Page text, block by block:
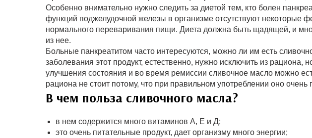
Особенно внимательно нужно следить за диетой тем, кто болен
функций поджелудочной железы в организме отсутствуют некоторые
нормального переваривания пищи. Диета должна быть щадящей, и
из нее.
Больные панкреатитом часто интересуются, можно ли им есть
заболевания этот продукт, естественно, нужно исключить из рациона,
улучшения состояния и во время ремиссии сливочное масло можно
рациона не стоит потому, что при правильном употреблении оно очень
В чем польза сливочного масла?
в нем содержится много витаминов А, Е и Д;
это очень питательные продукт, дает организму много энергии;